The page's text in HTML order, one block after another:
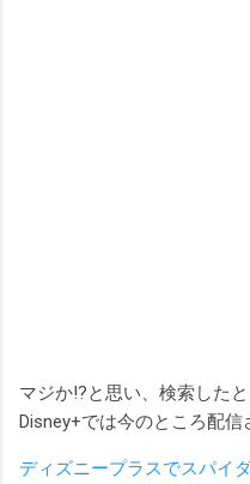
マジか!?と思い、検索した
Disney+では今のところ配信
ディズニープラスでスパイ